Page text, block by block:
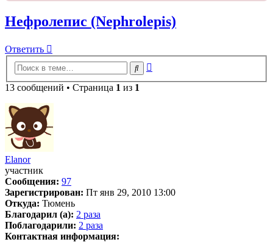
Нефролепис (Nephrolepis)
Ответить
Ответить
Поиск
13 сообщений • Страница 1 из 1
Elanor
участник
Сообщения: 97
Зарегистрирован: Пт янв 29, 2010 13:00
Откуда: Тюмень
Благодарил (а): 2 раза
Поблагодарили: 2 раза
Контактная информация: